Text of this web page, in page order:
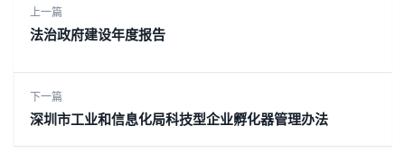
上一篇
法治政府建设年度报告
下一篇
深圳市工业和信息化局科技型企业孵化器管理办法